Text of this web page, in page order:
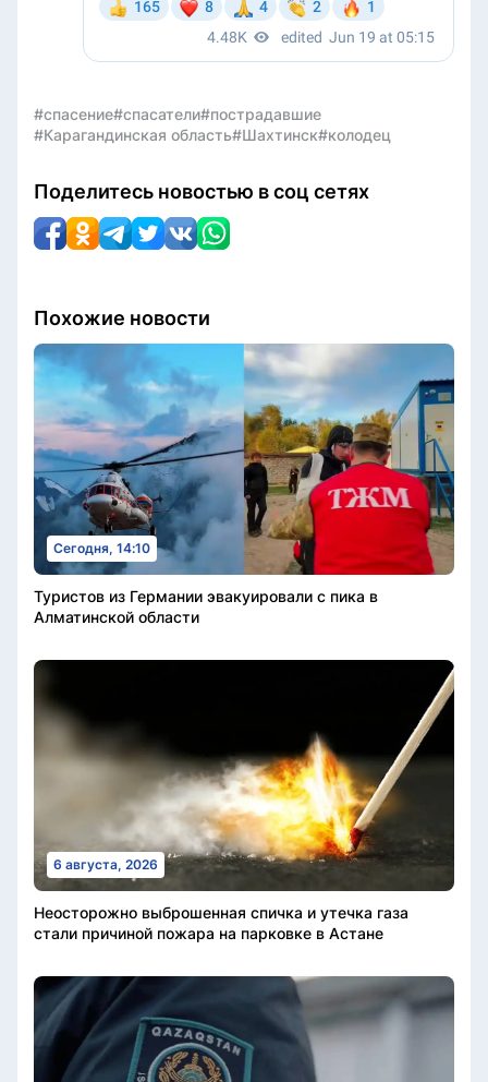
#спасение#спасатели#пострадавшие
#Карагандинская область#Шахтинск#колодец
Поделитесь новостью в соц сетях
Похожие новости
Сегодня, 14:10
Туристов из Германии эвакуировали с пика в
Алматинской области
6 августа, 2026
Неосторожно выброшенная спичка и утечка газа
стали причиной пожара на парковке в Астане